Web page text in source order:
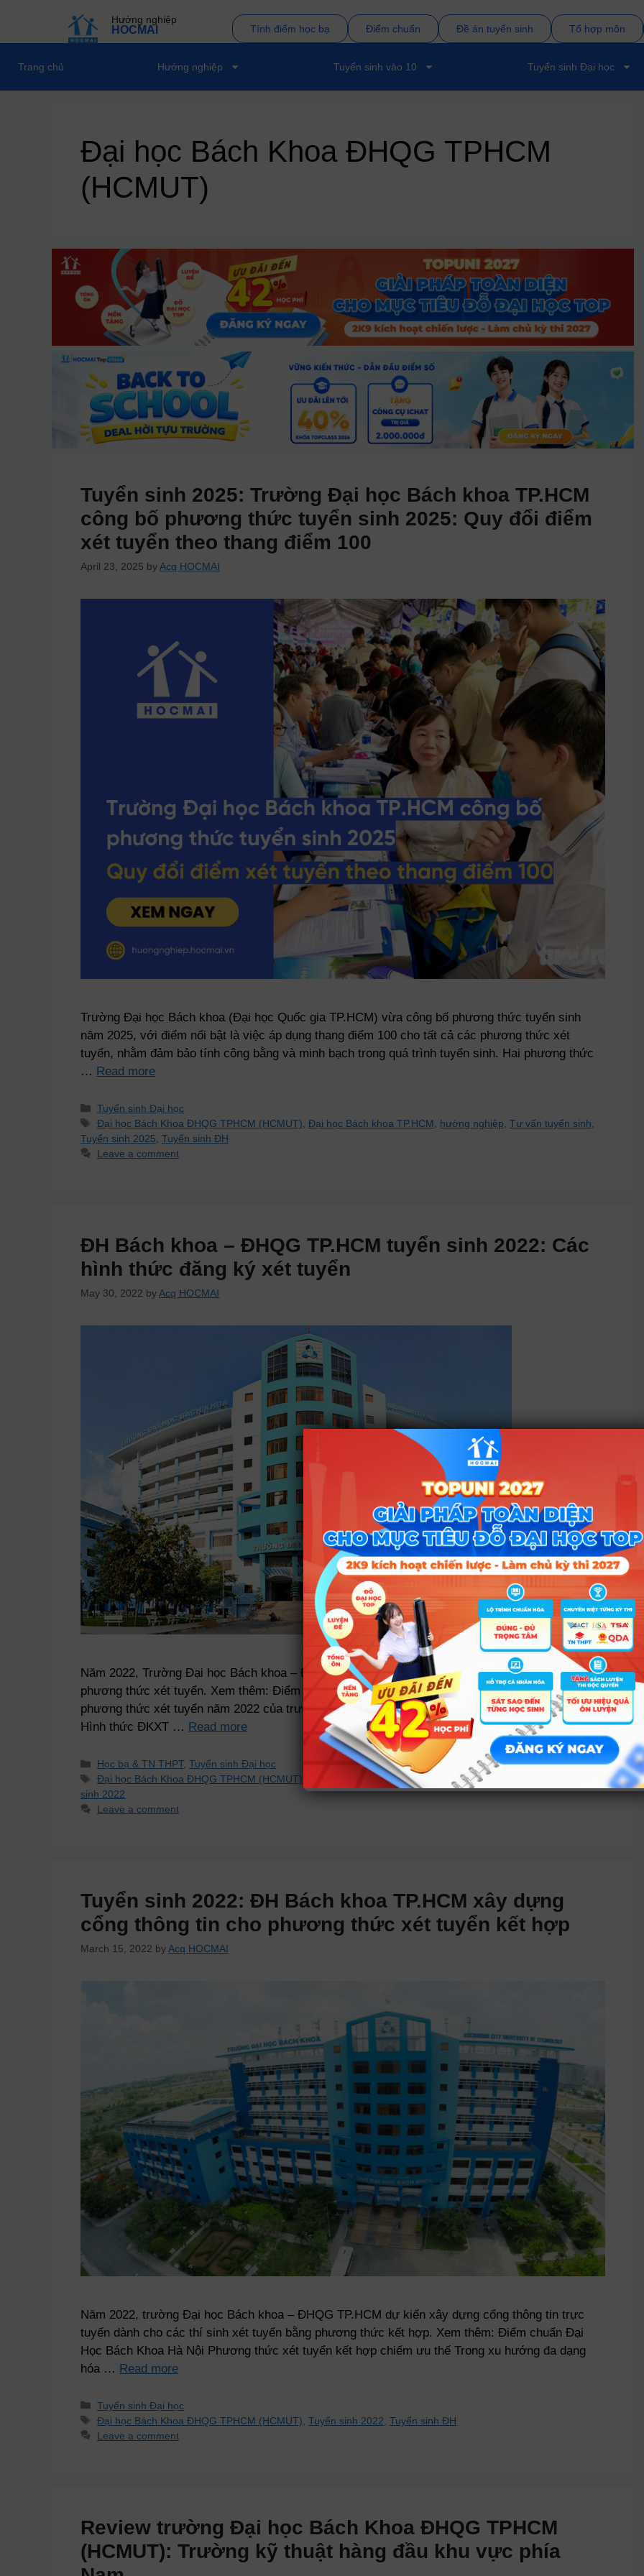
Hướng nghiệp
HOCMAI Tính điểm học bạ Điểm chuẩn Đề án tuyển sinh Tổ hợp môn
Trang chủ Hướng nghiệp Tuyển sinh vào 10 Tuyển sinh Đại học
Đại học Bách Khoa ĐHQG TPHCM
(HCMUT)
Tuyển sinh 2025: Trường Đại học Bách khoa TP.HCM
công bố phương thức tuyển sinh 2025: Quy đổi điểm
xét tuyển theo thang điểm 100
April 23, 2025 byAcq HOCMAI
Trường Đại học Bách khoa (Đại học Quốc gia TP.HCM) vừa công bố phương thức tuyển sinh
năm 2025, với điểm nổi bật là việc áp dụng thang điểm 100 cho tất cả các phương thức xét
tuyển, nhằm đảm bảo tính công bằng và minh bạch trong quá trình tuyển sinh. Hai phương thức
… Read more
Tuyển sinh Đại học
Đại học Bách Khoa ĐHQG TPHCM (HCMUT) ,Đại học Bách khoa TP.HCM hướng nghiệp ,Tư vấn tuyển sinh
Tuyển sinh 2025 Tuyển sinh ĐH
Leave a comment
ĐH Bách khoa – ĐHQG TP.HCM tuyển sinh 2022: Các
hình thức đăng ký xét tuyển
May 30, 2022 byAcq HOCMAI
Năm 2022, Trường Đại học Bách khoa – ĐHQG TP.HCM đã công bố hướng dẫn đăng ký cho các
phương thức xét tuyển. Xem thêm: Điểm chuẩn ĐH Bách khoa (ĐH Quốc gia TP HCM) Các
phương thức xét tuyển năm 2022 của trường và hình thức đăng ký: STT Phương thức xét tuyển
Hình thức ĐKXT … Read more
Học bạ & TN THPT,Tuyển sinh Đại học
Đại học Bách Khoa ĐHQG TPHCM (HCMUT)
Thông tin về xét học bạ và tốt nghiệp THPT Quốc gia
sinh 2022
Leave a comment
Tuyển sinh 2022: ĐH Bách khoa TP.HCM xây dựng
cổng thông tin cho phương thức xét tuyển kết hợp
March 15, 2022 byAcq HOCMAI
Năm 2022, trường Đại học Bách khoa – ĐHQG TP.HCM dự kiến xây dựng cổng thông tin trực
tuyến dành cho các thí sinh xét tuyển bằng phương thức kết hợp. Xem thêm: Điểm chuẩn Đại
Học Bách Khoa Hà Nội Phương thức xét tuyển kết hợp chiếm ưu thế Trong xu hướng đa dạng
hóa … Read more
Tuyển sinh Đại học
Đại học Bách Khoa ĐHQG TPHCM (HCMUT) ,Tuyển sinh 2022 ,Tuyển sinh ĐH
Leave a comment
Review trường Đại học Bách Khoa ĐHQG TPHCM
(HCMUT): Trường kỹ thuật hàng đầu khu vực phía